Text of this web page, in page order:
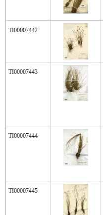
TI00007442
TI00007443
TI00007444
TI00007445